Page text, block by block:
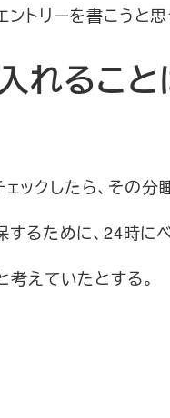
トリーを書こうと
れること
ックしたら、その分
るために、24時に
えていたとする。